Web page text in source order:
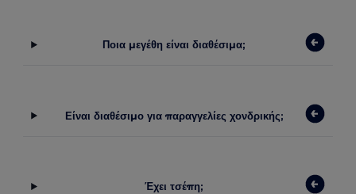
Ποια μεγέθη είναι διαθέσιμα;
Είναι διαθέσιμο για παραγγελίες χονδρικής;
Έχει τσέπη;